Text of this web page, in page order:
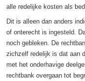
alle redelijke kosten als
Dit is alleen dan anders
of onterecht is ingesteld.
noch gebleken. De
zichzelf redelijk is dat aan
met het onderhavige
rechtbank overgaan tot